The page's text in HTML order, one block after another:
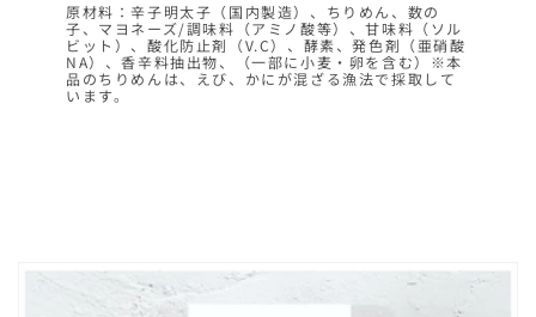
原材料：辛子明太子（国内製造）、ちりめん、数の
子、マヨネーズ/調味料（アミノ酸等）、甘味料（ソル
ビット）、酸化防止剤（V.C）、酵素、発色剤（亜硝酸
NA）、香辛料抽出物、（一部に小麦・卵を含む）※本
品のちりめんは、えび、かにが混ざる漁法で採取して
います。